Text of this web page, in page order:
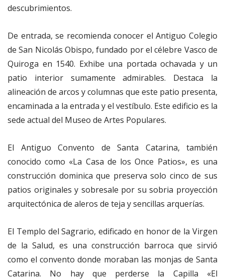
descubrimientos.
De entrada, se recomienda conocer el Antiguo Colegio
de San Nicolás Obispo, fundado por el célebre Vasco de
Quiroga en 1540. Exhibe una portada ochavada y un
patio interior sumamente admirables. Destaca la
alineación de arcos y columnas que este patio presenta,
encaminada a la entrada y el vestíbulo. Este edificio es la
sede actual del Museo de Artes Populares.
El Antiguo Convento de Santa Catarina, también
conocido como «La Casa de los Once Patios», es una
construcción dominica que preserva solo cinco de sus
patios originales y sobresale por su sobria proyección
arquitectónica de aleros de teja y sencillas arquerías.
El Templo del Sagrario, edificado en honor de la Virgen
de la Salud, es una construcción barroca que sirvió
como el convento donde moraban las monjas de Santa
Catarina. No hay que perderse la Capilla «El